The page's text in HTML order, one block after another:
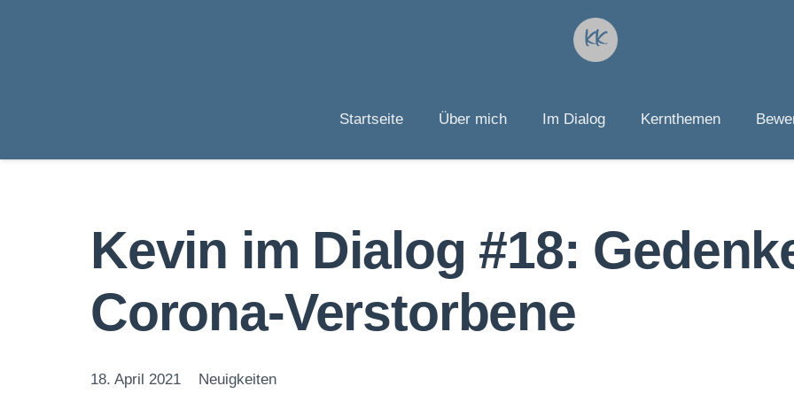
Startseite Über mich Im Dialog Kernthemen
Kevin im Dialog #18:
Corona-Verstorbene
18. April 2021 Neuigkeiten